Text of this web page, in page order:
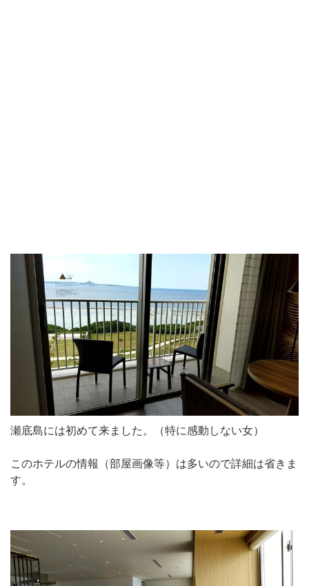
瀬底島には初めて来ました。（特に感動しない女）
このホテルの情報（部屋画像等）は多いので詳細は省きま
す。